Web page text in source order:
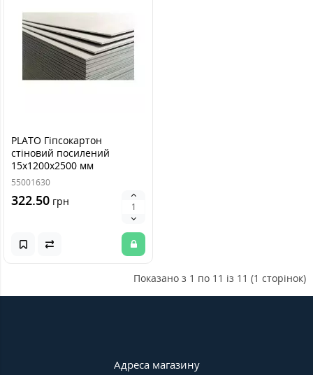
PLATO Гіпсокартон
стіновий посилений
15х1200х2500 мм
55001630
322.50 грн
Показано з 1 по 11 із 11 (1 сторінок)
Адреса магазину